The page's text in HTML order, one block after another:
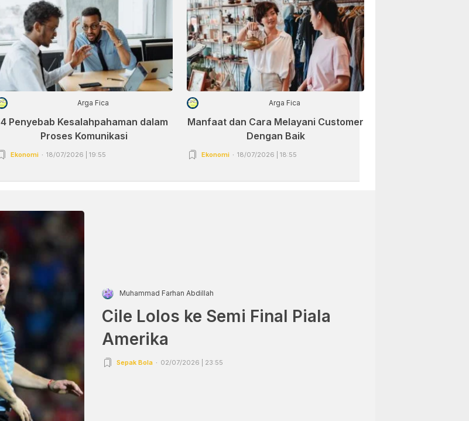
Arga Fica
4 Penyebab Kesalahpahaman dalam
Proses Komunikasi
Ekonomi 18/07/2026 | 19:55
Arga Fica
Manfaat dan Cara Melayani Customer
Dengan Baik
Ekonomi 18/07/2026 | 18:55
Muhammad Farhan Abdillah
Cile Lolos ke Semi Final Piala
Amerika
Sepak Bola 02/07/2026 | 23:55